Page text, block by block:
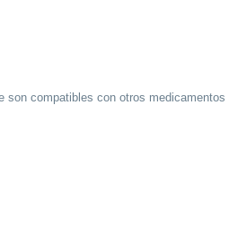
compatibles con otros medicamentos